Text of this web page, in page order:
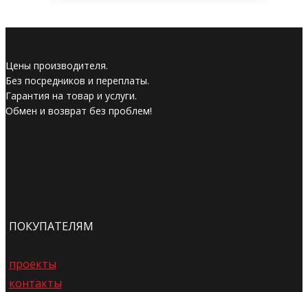
Цены производителя.
Без посредников и переплаты.
Гарантия на товар и услуги.
Обмен и возврат без проблем!
ПОКУПАТЕЛЯМ
проекты
контакты